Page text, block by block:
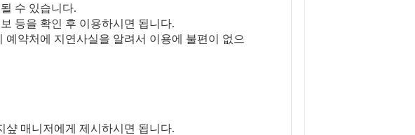
수 있습니다.
등을 확인 후 이용하시면 됩니다.
약처에 지연사실을 알려서 이용에 불편이 없으
매니저에게 제시하시면 됩니다.